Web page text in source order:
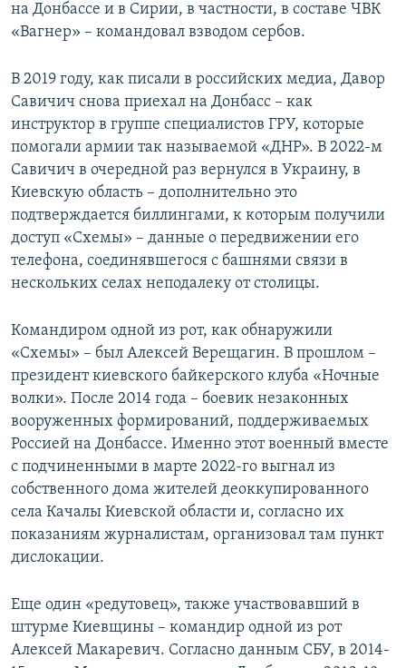
на Донбассе и в Сирии, в частности, в составе ЧВК
«Вагнер» – командовал взводом сербов.
В 2019 году, как писали в российских медиа, Давор
Савичич снова приехал на Донбасс – как
инструктор в группе специалистов ГРУ, которые
помогали армии так называемой «ДНР». В 2022-м
Савичич в очередной раз вернулся в Украину, в
Киевскую область – дополнительно это
подтверждается биллингами, к которым получили
доступ «Схемы» – данные о передвижении его
телефона, соединявшегося с башнями связи в
нескольких селах неподалеку от столицы.
Командиром одной из рот, как обнаружили
«Схемы» – был Алексей Верещагин. В прошлом –
президент киевского байкерского клуба «Ночные
волки». После 2014 года – боевик незаконных
вооруженных формирований, поддерживаемых
Россией на Донбассе. Именно этот военный вместе
с подчиненными в марте 2022-го выгнал из
собственного дома жителей деоккупированного
села Качалы Киевской области и, согласно их
показаниям журналистам, организовал там пункт
дислокации.
Еще один «редутовец», также участвовавший в
штурме Киевщины – командир одной из рот
Алексей Макаревич. Согласно данным СБУ, в 2014-